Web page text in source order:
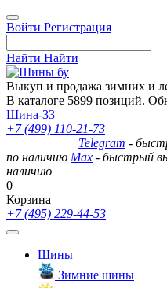
Войти Регистрация
Найти Найти
Выкуп и продажа зимних и
В каталоге 5899 позиций.
Шина-33
+7 (499) 110-21-73
Telegram -
по наличию Max - быстрый
наличию
0
Корзина
+7 (495) 229-44-53
Шины
Зимние шины